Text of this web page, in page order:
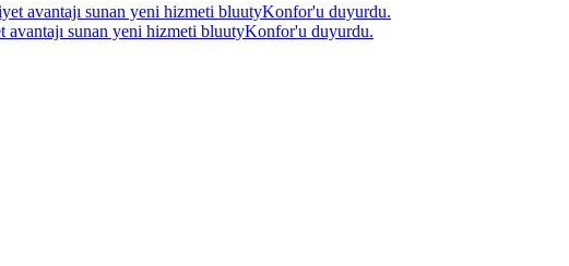
sunan yeni hizmeti bluutyKonfor'u duyurdu.